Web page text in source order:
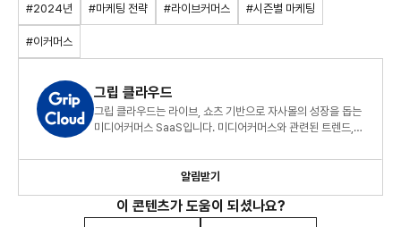
#2024년 #마케팅 전략 #라이브커머스 #시즌별 마케팅
#이커머스
그립 클라우드
그립 클라우드는 라이브, 쇼츠 기반으로 자사몰의 성장을 돕는
미디어커머스 SaaS입니다. 미디어커머스와 관련된 트렌드,
알림받기
이 콘텐츠가 도움이 되셨나요?